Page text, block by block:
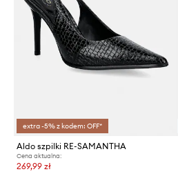
extra -5% z kodem: OFF*
Aldo szpilki RE-SAMANTHA
Cena aktualna:
269,99 zł